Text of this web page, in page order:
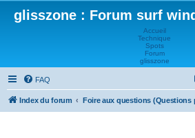
glisszone : Forum surf
Accueil
Technique
Spots
Forum
glisszone
FAQ
Index du forum Foire aux questions (Questions